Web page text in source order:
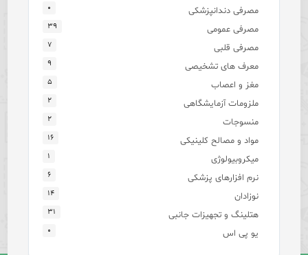
مصرفی دندانپزشکی ۰
مصرفی عمومی ۳۹
مصرفی قلبی ۷
معرف های تشخیصی ۹
مغز و اعصاب ۵
ملزومات آزمایشگاهی ۲
منسوجات ۲
مواد و مصالح کلینیکی ۱۶
میکروبیولوژی ۱
نرم افزارهای پزشکی ۶
نوزادان ۱۴
هتلینگ و تجهیزات جانبی ۳۱
یو پی اس ۰